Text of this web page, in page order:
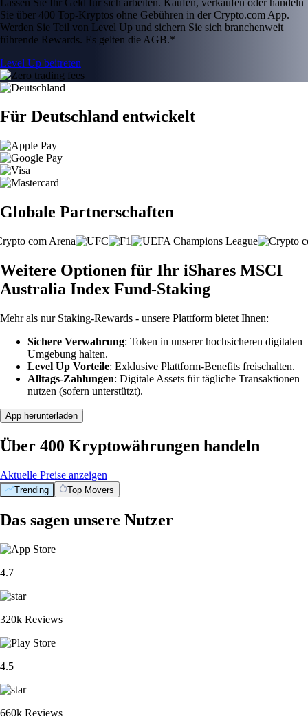
Sie über 400 Top-Kryptos ohne Gebühren in der Crypto.com App.
Werden Sie Teil von Level Up und sichern Sie sich branchenweit
führende Rewards. Es gelten die AGB.*
Level Up beitreten
Für Deutschland entwickelt
Globale Partnerschaften
Weitere Optionen für Ihr iShares MSCI
Australia Index Fund-Staking
Mehr als nur Staking-Rewards - unsere Plattform bietet Ihnen:
Sichere Verwahrung: Token in unserer hochsicheren digitalen
Umgebung halten.
Level Up Vorteile: Exklusive Plattform-Benefits freischalten.
Alltags-Zahlungen: Digitale Assets für tägliche Transaktionen
nutzen (sofern unterstützt).
App herunterladen
Über 400 Kryptowährungen handeln
Aktuelle Preise anzeigen
Trending Top Movers
Das sagen unsere Nutzer
4.7
320k Reviews
4.5
660k Reviews